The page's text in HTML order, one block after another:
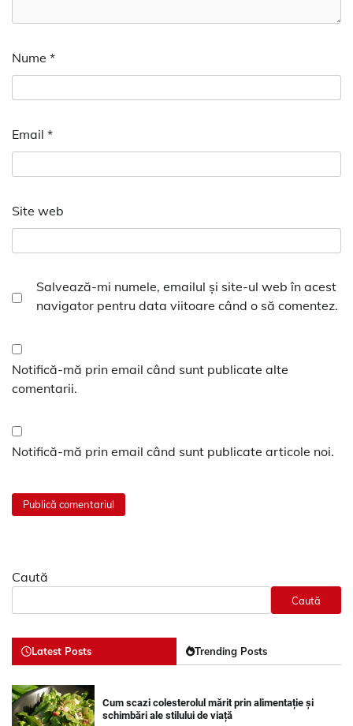
Nume *
Email *
Site web
Salvează-mi numele, emailul și site-ul web în acest
navigator pentru data viitoare când o să comentez.
Notifică-mă prin email când sunt publicate alte
comentarii.
Notifică-mă prin email când sunt publicate articole noi.
Caută
Caută
Latest Posts Trending Posts
Cum scazi colesterolul mărit prin alimentație și
schimbări ale stilului de viață